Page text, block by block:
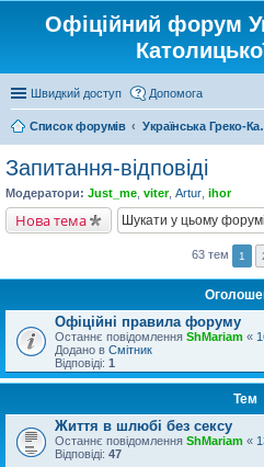
Офіційний форум
Швидкий доступ Допомога
Список форумів
Запитання-відповіді
Модератори: Just_me viter, Artur ihor
Нова тема
63 тем 1
Офіційні правила форуму
Останнє повідомлення ShMariam «
Додано в Смітник
Відповіді: 1
Тем
Життя в шлюбі без сексу
Останнє повідомлення ShMariam «
Відповіді: 47